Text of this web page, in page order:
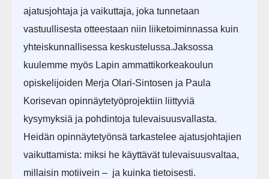
ajatusjohtaja ja vaikuttaja, joka tunnetaan
vastuullisesta otteestaan niin liiketoiminnassa kuin
yhteiskunnallisessa keskustelussa.Jaksossa
kuulemme myös Lapin ammattikorkeakoulun
opiskelijoiden Merja Olari-Sintosen ja Paula
Korisevan opinnäytetyöprojektiin liittyviä
kysymyksiä ja pohdintoja tulevaisuusvallasta.
Heidän opinnäytetyönsä tarkastelee ajatusjohtajien
vaikuttamista: miksi he käyttävät tulevaisuusvaltaa,
millaisin motiivein – ja kuinka tietoisesti.